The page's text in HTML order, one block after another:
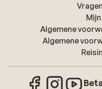
Algemene
Algemene